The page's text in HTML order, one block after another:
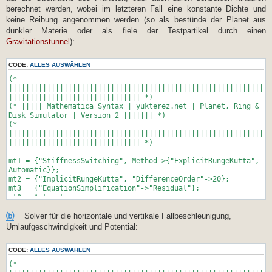
berechnet werden, wobei im letzteren Fall eine konstante Dichte und
keine Reibung angenommen werden (so als bestünde der Planet aus
dunkler Materie oder als fiele der Testpartikel durch einen
Gravitationstunnel ):
CODE: ALLES AUSWÄHLEN
(*
||||||||||||||||||||||||||||||| *)
(* ||||| Mathematica Syntax | yukterez.net | Planet, Ring &
Disk Simulator | Version 2 ||||||| *)
(*
||||||||||||||||||||||||||||||| *)
mt1 = {"StiffnessSwitching", Method->{"ExplicitRungeKutta",
Automatic}};
mt2 = {"ImplicitRungeKutta", "DifferenceOrder"->20};
mt3 = {"EquationSimplification"->"Residual"};
mt0 = Automatic;
wp = MachinePrecision;
T = 2000;
(* Simulationsdauer *)
G = 1;
⒝Solver für die horizontale und vertikale Fallbeschleunigung,
Umlaufgeschwindigkeit und Potential:
CODE: ALLES AUSWÄHLEN
(*